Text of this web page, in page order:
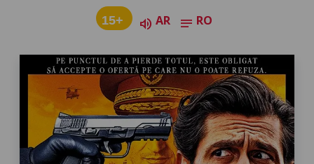
15+ volume_up AR notes RO